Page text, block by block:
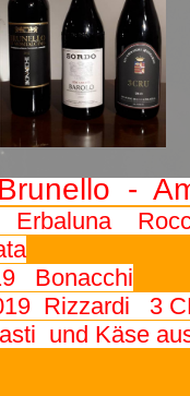
-
Erbaluna
Bonacchi
Rizzardi 3
und Käse